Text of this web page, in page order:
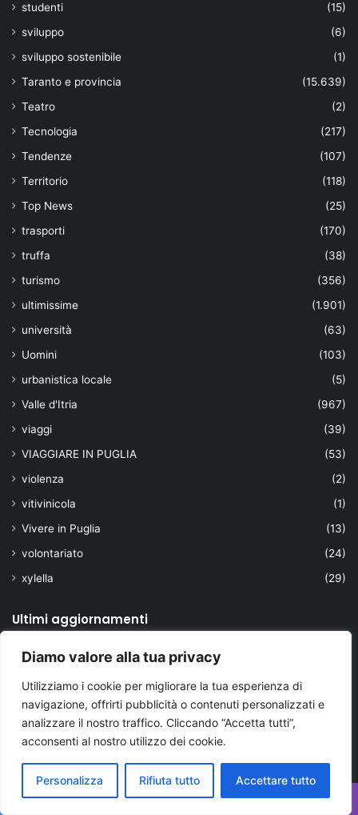
Diamo valore alla tua privacy
Utilizziamo i cookie per migliorare la tua esperienza di
navigazione, offrirti pubblicità o contenuti personalizzati e
analizzare il nostro traffico. Cliccando “Accetta tutti”,
acconsenti al nostro utilizzo dei cookie.
Personalizza Rifiuta tutto Accettare tutto
studenti
(15)
sviluppo
(6)
sviluppo sostenibile
(1)
Taranto e provincia
(15.639)
Teatro
(2)
Tecnologia
(217)
Tendenze
(107)
Territorio
(118)
Top News
(25)
trasporti
(170)
truffa
(38)
turismo
(356)
ultimissime
(1.901)
università
(63)
Uomini
(103)
urbanistica locale
(5)
Valle d'Itria
(967)
viaggi
(39)
VIAGGIARE IN PUGLIA
(53)
violenza
(2)
vitivinicola
(1)
Vivere in Puglia
(13)
volontariato
(24)
xylella
(29)
Ultimi aggiornamenti